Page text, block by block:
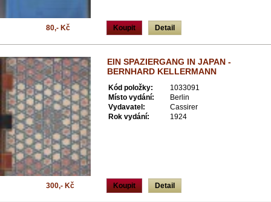
Koupit Detail
80,- Kč
EIN SPAZIERGANG IN JAPAN -
BERNHARD KELLERMANN
Kód položky:
1033091
Místo vydání:
Berlin
Vydavatel:
Cassirer
Rok vydání:
1924
Koupit Detail
300,- Kč